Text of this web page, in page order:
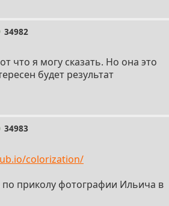
34982
что я могу сказать. Но она это
будет результат
34983
colorization/
по приколу фотографии Ильича в